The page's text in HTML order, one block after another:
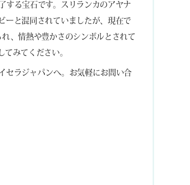
する宝石です。スリランカのアヤナ
ーと混同されていましたが、現在で
、情熱や豊かさのシンボルとされて
みてください。
セラジャパンへ。お気軽にお問い合